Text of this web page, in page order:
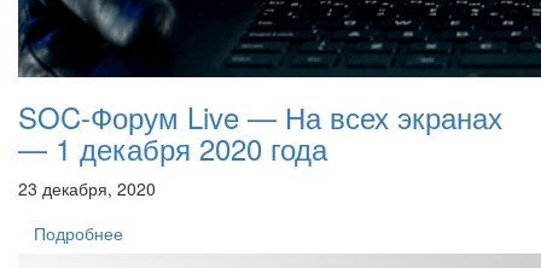
SOC-Форум Live — На всех экранах
— 1 декабря 2020 года
23 декабря, 2020
Подробнее